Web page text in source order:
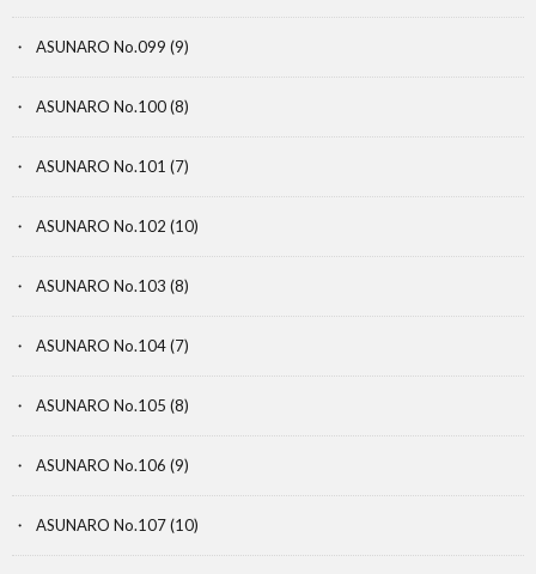
ASUNARO No.099 (9)
ASUNARO No.100(8)
ASUNARO No.101 (7)
ASUNARO No.102 (10)
ASUNARO No.103 (8)
ASUNARO No.104(7)
ASUNARO No.105 (8)
ASUNARO No.106 (9)
ASUNARO No.107(10)